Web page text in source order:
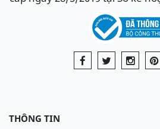
THÔNG TIN